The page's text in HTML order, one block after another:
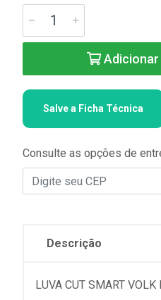
Salve a Ficha Técnica
Consulte as opções de
Descrição
LUVA CUT SMART